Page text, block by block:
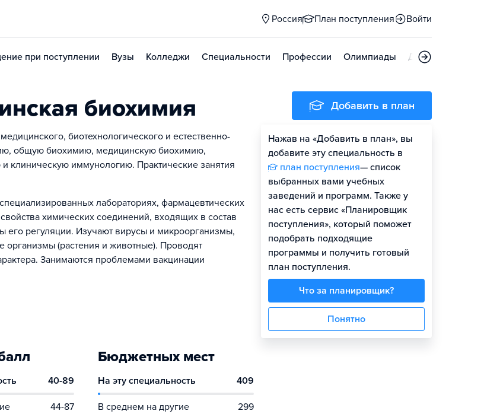
Россия План поступления Войти
при поступлении Вузы Колледжи Специальности Профессии Олимпиады Дни открытых
биохимия
биотехнологического и естественно-
общую биохимию, медицинскую биохимию,
клиническую иммунологию. Практические занятия
лабораториях, фармацевтических
химических соединений, входящих в состав
регуляции. Изучают вирусы и микроорганизмы,
организмы (растения и животные). Проводят
Занимаются проблемами вакцинации
40-89
44-87
Бюджетных мест
На эту специальность 409
В среднем на другие 299
Добавить в план
Нажав на «Добавить в план», вы
добавите эту специальность в
план поступления— список
выбранных вами учебных
заведений и программ. Также у
нас есть сервис «Планировщик
поступления», который поможет
подобрать подходящие
программы и получить готовый
план поступления.
Что за планировщик?
Понятно